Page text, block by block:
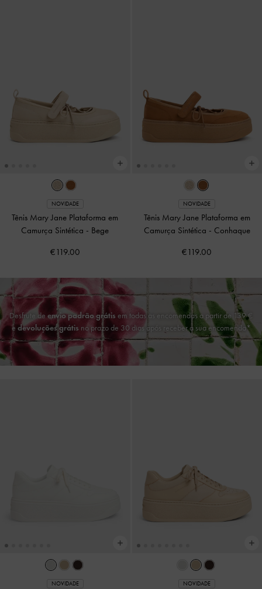
NOVIDADE
Tênis Mary Jane Plataforma em
Camurça Sintética - Bege
€119.00
NOVIDADE
Tênis Mary Jane Plataforma em
Camurça Sintética - Conhaque
€119.00
Desfrute deenvio padrão grátis em todas as encomendas a partir de 139 €
e devoluções grátis no prazo de 30 dias após receber a sua encomenda*
NOVIDADE NOVIDADE